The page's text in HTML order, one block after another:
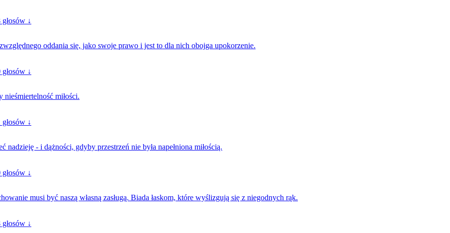
głosów ↓
oddania się, jako swoje prawo i jest to dla nich obojga upokorzenie.
głosów ↓
nieśmiertelność miłości.
głosów ↓
- i dążności, gdyby przestrzeń nie była napełniona miłością.
głosów ↓
musi być naszą własną zasługą. Biada łaskom, które wyślizgują się z niegodnych rąk.
głosów ↓